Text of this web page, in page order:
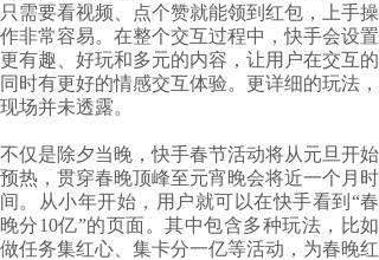
只需要看视频、点个赞就能领到红包，上手操
作非常容易。在整个交互过程中，快手会设置
更有趣、好玩和多元的内容，让用户在交互的
同时有更好的情感交互体验。更详细的玩法，
现场并未透露。
不仅是除夕当晚，快手春节活动将从元旦开始
预热，贯穿春晚顶峰至元宵晚会将近一个月时
间。从小年开始，用户就可以在快手看到“春
晚分10亿”的页面。其中包含多种玩法，比如
做任务集红心、集卡分一亿等活动，为春晚红